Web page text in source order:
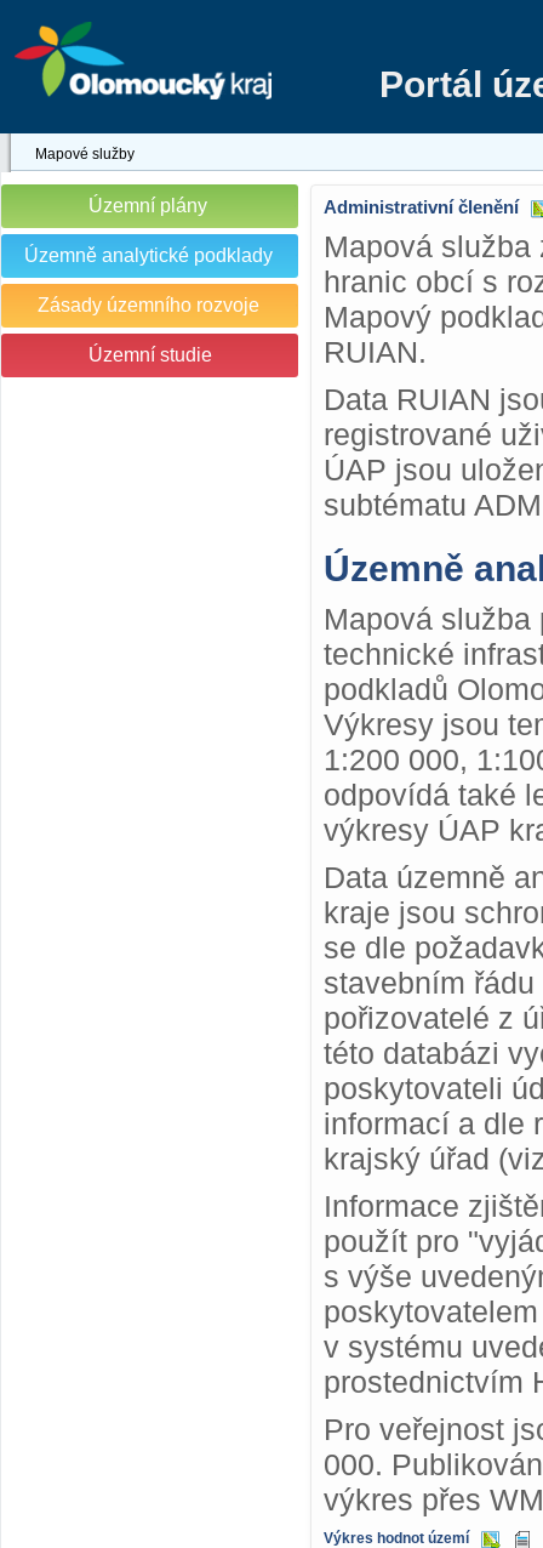
Portál
Mapové služby
Územní plány
Územně analytické podklady
Zásady územního rozvoje
Územní studie
Administrativní členění
Mapová
hranic obcí s
Mapový
RUIAN.
Data RUIAN
registrované
ÚAP jsou
subtématu
Územně
Mapová
technické
podkladů
Výkresy jsou
1:200 000,
odpovídá také
výkresy ÚAP
Data územně
kraje jsou
se dle
stavebním
pořizovatelé z
této databázi
poskytovateli
informací a dle
krajský úřad
Informace
použít pro
s výše
v systému
prostednictvím
Pro veřejnost
000.
výkres přes
Výkres hodnot území